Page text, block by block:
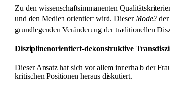
Zu den wissenschaftsimmanenten
und den Medien orientiert wird. DieserMode2
grundlegenden Veränderung der traditionellen
Disziplinenorientiert-dekonstruktive
Dieser Ansatz hat sich vor allem innerhalb der
kritischen Positionen heraus diskutiert.